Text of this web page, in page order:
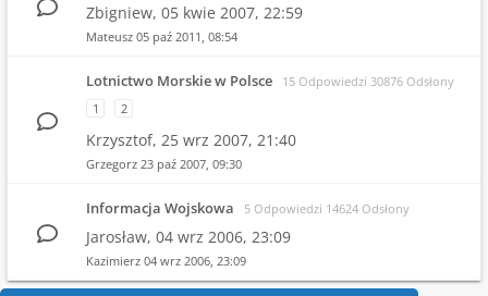
Zbigniew, 05 kwie 2007, 22:59
Mateusz 05 paź 2011, 08:54
Lotnictwo Morskie w Polsce
15 Odpowiedzi 30876 Odsłony
1
2
Krzysztof, 25 wrz 2007, 21:40
Grzegorz 23 paź 2007, 09:30
Informacja Wojskowa 5 Odpowiedzi 14624 Odsłony
Jarosław, 04 wrz 2006, 23:09
Kazimierz 04 wrz 2006, 23:09